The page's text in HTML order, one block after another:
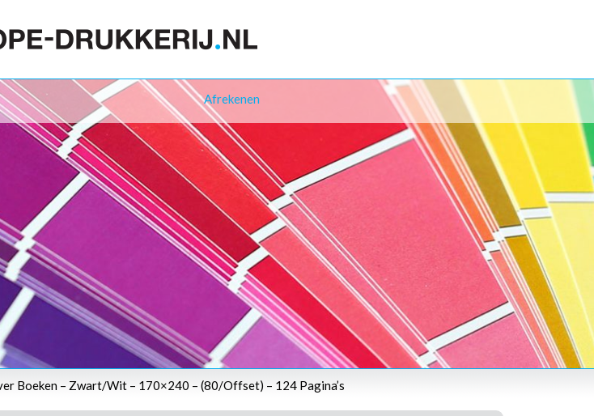
Afrekenen
Boeken – Zwart/Wit – 170×240 – (80/Offset) – 124 Pagina’s